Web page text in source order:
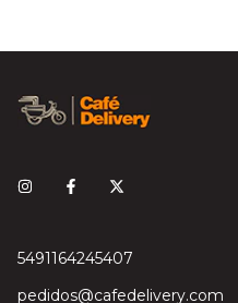
5491164245407
pedidos@cafedelivery.com